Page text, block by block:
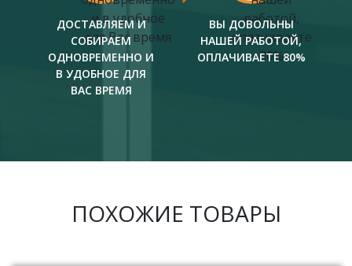
ДОСТАВЛЯЕМ И
СОБИРАЕМ
ОДНОВРЕМЕННО И
В УДОБНОЕ ДЛЯ
ВАС ВРЕМЯ
ВЫ ДОВОЛЬНЫ
НАШЕЙ РАБОТОЙ,
ОПЛАЧИВАЕТЕ 80%
ПОХОЖИЕ ТОВАРЫ